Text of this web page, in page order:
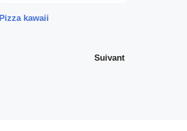
Pizza kawaii
Suivant